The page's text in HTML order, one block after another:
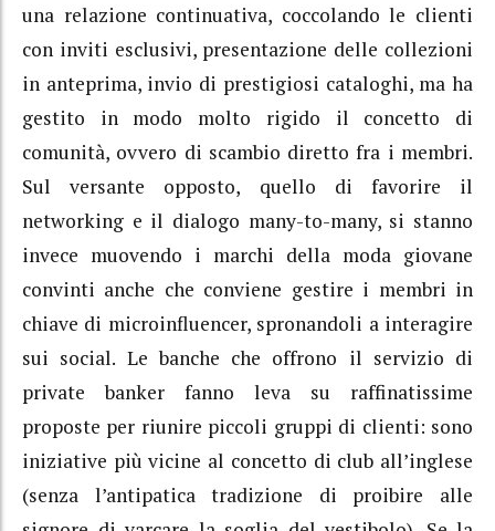
una relazione continuativa, coccolando le clienti
con inviti esclusivi, presentazione delle collezioni
in anteprima, invio di prestigiosi cataloghi, ma ha
gestito in modo molto rigido il concetto di
comunità, ovvero di scambio diretto fra i membri.
Sul versante opposto, quello di favorire il
networking e il dialogo many-to-many, si stanno
invece muovendo i marchi della moda giovane
convinti anche che conviene gestire i membri in
chiave di microinfluencer, spronandoli a interagire
sui social. Le banche che offrono il servizio di
private banker fanno leva su raffinatissime
proposte per riunire piccoli gruppi di clienti: sono
iniziative più vicine al concetto di club all’inglese
(senza l’antipatica tradizione di proibire alle